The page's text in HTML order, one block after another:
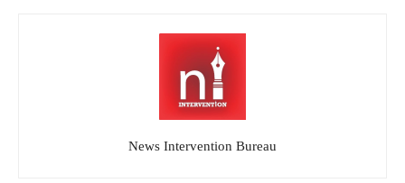
News Intervention Bureau